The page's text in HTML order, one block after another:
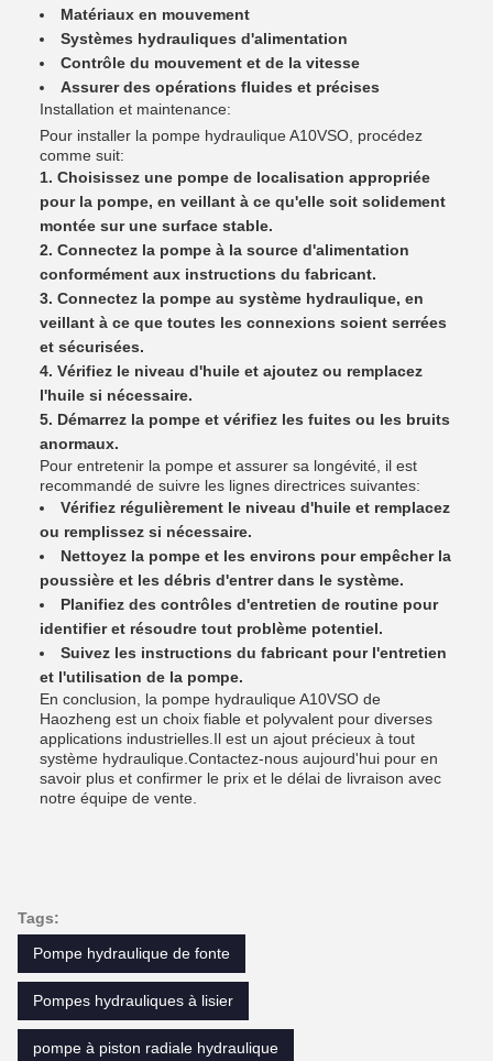
Matériaux en mouvement
Systèmes hydrauliques d'alimentation
Contrôle du mouvement et de la vitesse
Assurer des opérations fluides et précises
Installation et maintenance:
Pour installer la pompe hydraulique A10VSO, procédez
comme suit:
Choisissez une pompe de localisation appropriée
pour la pompe, en veillant à ce qu'elle soit solidement
montée sur une surface stable.
Connectez la pompe à la source d'alimentation
conformément aux instructions du fabricant.
Connectez la pompe au système hydraulique, en
veillant à ce que toutes les connexions soient serrées
et sécurisées.
Vérifiez le niveau d'huile et ajoutez ou remplacez
l'huile si nécessaire.
Démarrez la pompe et vérifiez les fuites ou les bruits
anormaux.
Pour entretenir la pompe et assurer sa longévité, il est
recommandé de suivre les lignes directrices suivantes:
Vérifiez régulièrement le niveau d'huile et remplacez
ou remplissez si nécessaire.
Nettoyez la pompe et les environs pour empêcher la
poussière et les débris d'entrer dans le système.
Planifiez des contrôles d'entretien de routine pour
identifier et résoudre tout problème potentiel.
Suivez les instructions du fabricant pour l'entretien
et l'utilisation de la pompe.
En conclusion, la pompe hydraulique A10VSO de
Haozheng est un choix fiable et polyvalent pour diverses
applications industrielles.Il est un ajout précieux à tout
système hydraulique.Contactez-nous aujourd'hui pour en
savoir plus et confirmer le prix et le délai de livraison avec
notre équipe de vente.
Tags:
Pompe hydraulique de fonte
Pompes hydrauliques à lisier
pompe à piston radiale hydraulique